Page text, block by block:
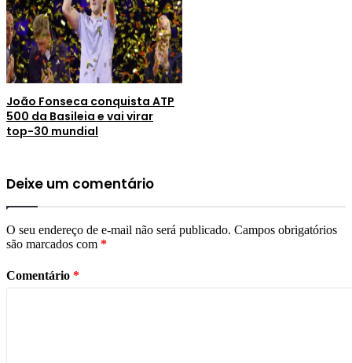
João Fonseca conquista ATP
500 da Basileia e vai virar
top-30 mundial
Deixe um comentário
O seu endereço de e-mail não será publicado. Campos obrigatórios
são marcados com *
Comentário *